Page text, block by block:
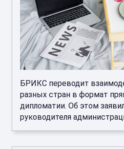
БРИКС переводит
разных стран в формат
дипломатии. Об этом
руководителя